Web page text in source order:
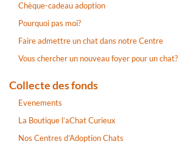
Chèque-cadeau adoption
Pourquoi pas moi?
Faire admettre un chat dans notre Centre
Vous chercher un nouveau foyer pour un chat?
Collecte des fonds
Evenements
La Boutique l’aChat Curieux
Nos Centres d’Adoption Chats